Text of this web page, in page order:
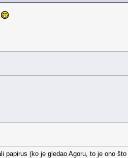
(ko je gledao Agoru, to je ono